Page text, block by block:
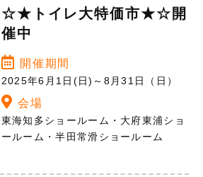
☆★トイレ大特価市★☆開
催中
開催期間
2025年6月1日(日)～8月31日（日）
会場
東海知多ショールーム・大府東浦ショ
ールーム・半田常滑ショールーム